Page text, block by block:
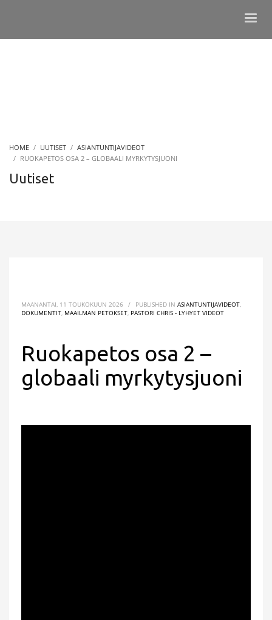
HOME UUTISET
ASIANTUNTIJAVIDEOT
RUOKAPETOS OSA 2 – GLOBAALI MYRKYTYSJUONI
Uutiset
MAANANTAI, 11 TOUKOKUUN 2026 / PUBLISHED IN ASIANTUNTIJAVIDEOT
DOKUMENTIT MAAILMAN PETOKSET PASTORI CHRIS - LYHYET VIDEOT
Ruokapetos osa 2 –
globaali myrkytysjuoni